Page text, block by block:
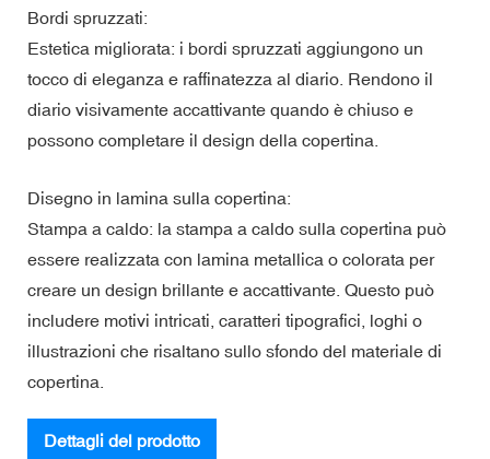
Bordi spruzzati:
Estetica migliorata: i bordi spruzzati aggiungono un
tocco di eleganza e raffinatezza al diario. Rendono il
diario visivamente accattivante quando è chiuso e
possono completare il design della copertina.
Disegno in lamina sulla copertina:
Stampa a caldo: la stampa a caldo sulla copertina può
essere realizzata con lamina metallica o colorata per
creare un design brillante e accattivante. Questo può
includere motivi intricati, caratteri tipografici, loghi o
illustrazioni che risaltano sullo sfondo del materiale di
copertina.
Dettagli del prodotto